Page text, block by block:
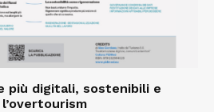
più digitali, sostenibili e